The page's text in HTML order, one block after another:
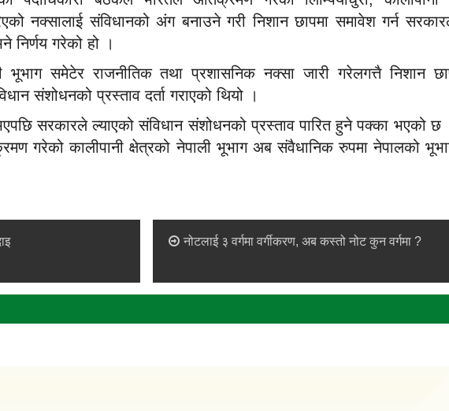
नक्सालाई संविधानको अंग बनाउने गरी निशान छापमा समावेश गर्न
निर्णय गरेको हो ।
भूभाग समेटेर राजनीतिक तथा प्रशासनिक नक्सा जारी गरेलगत्तै निशान
संशोधनको प्रस्ताव दर्ता गराएको थियो ।
सरकारले ल्याएको संविधान संशोधनको प्रस्ताव पारित हुने पक्का भएको छ
गरेको कालीपानी क्षेत्रको नेपाली भूभाग अब संवैधानिक रुपमा नेपालको
नोटलाई ३ वर्गमा वर्गीकरण, अब कस्तो नोट कुन वर्गमा ?